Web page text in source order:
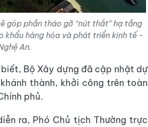
góp phần tháo gỡ “nút thắt” hạ tầng
khẩu hàng hóa và phát triển kinh tế -
An.
Bộ Xây dựng đã cập nhật dự
thành, khởi công trên toàn
phủ.
ra, Phó Chủ tịch Thường trực